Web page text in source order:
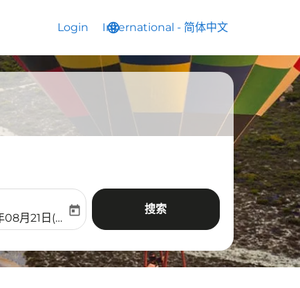
Login language
International - 简体中文
keyboard_arrow_down
labelreturn-date-aria-label
08月21日(周五)
today 搜索